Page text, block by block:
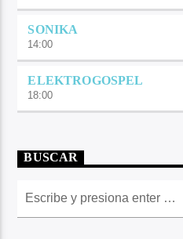
SONIKA
14:00
ELEKTROGOSPEL
18:00
BUSCAR